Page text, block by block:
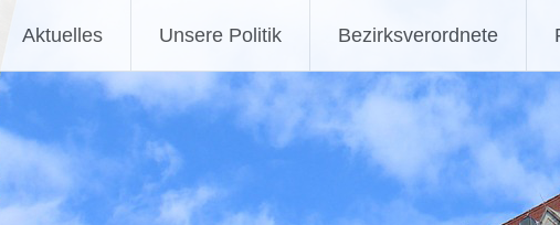
Aktuelles Unsere Politik Bezirksverordnete